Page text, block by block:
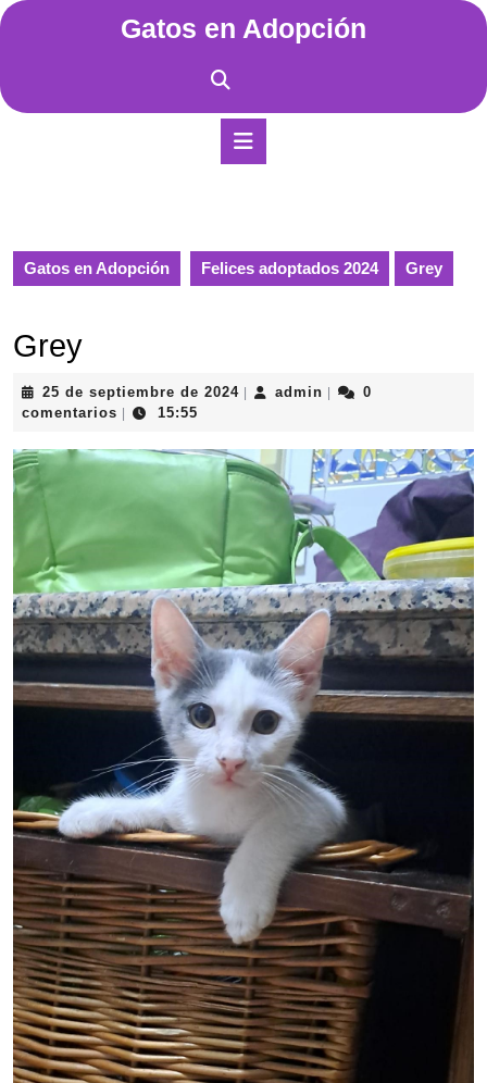
Saltar
Gatos en Adopción
Gatos en Adopción Felices adoptados 2024 Grey
Grey
25 de septiembre de 202425
de
2024
admin admin
0
comentarios
15:55